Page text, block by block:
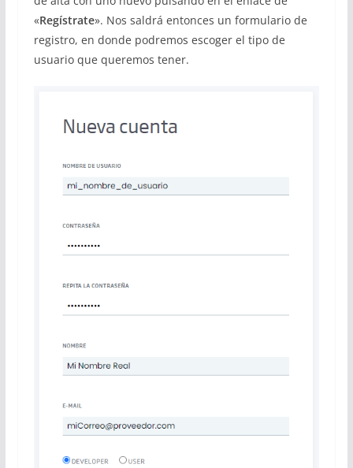
«Regístrate». Nos saldrá entonces un formulario de
registro, en donde podremos escoger el tipo de
usuario que queremos tener.